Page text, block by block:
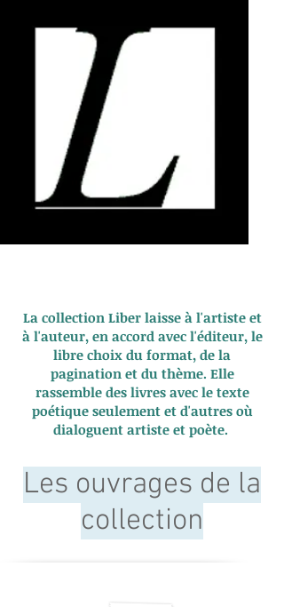
La collection Liber laisse à l'artiste et
à l'auteur, en accord avec l'éditeur, le
libre choix du format, de la
pagination et du thème. Elle
rassemble des livres avec le texte
poétique seulement et d'autres où
dialoguent artiste et poète.
Les ouvrages de la
collection